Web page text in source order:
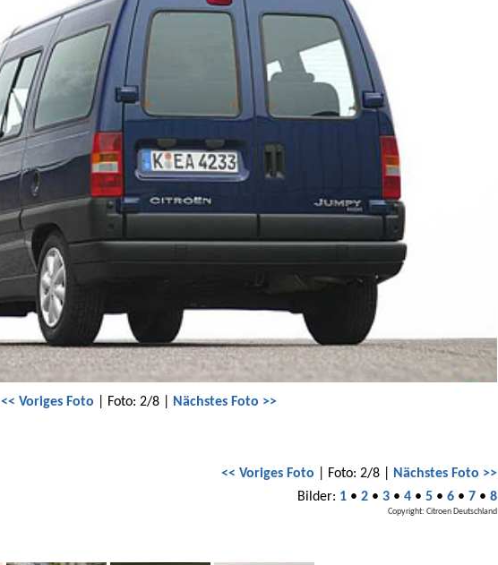
<< Voriges Foto | Foto: 2/8 |
Nächstes Foto >>
<< Voriges Foto | Foto: 2/8 |
Nächstes Foto >>
Bilder: 1 • 2 • 3 • 4 • 5 • 6 • 7 • 8
Copyright: Citroen Deutschland